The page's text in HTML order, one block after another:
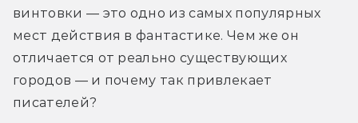
винтовки — это одно из самых популярных
мест действия в фантастике. Чем же он
отличается от реально существующих
городов — и почему так привлекает
писателей?